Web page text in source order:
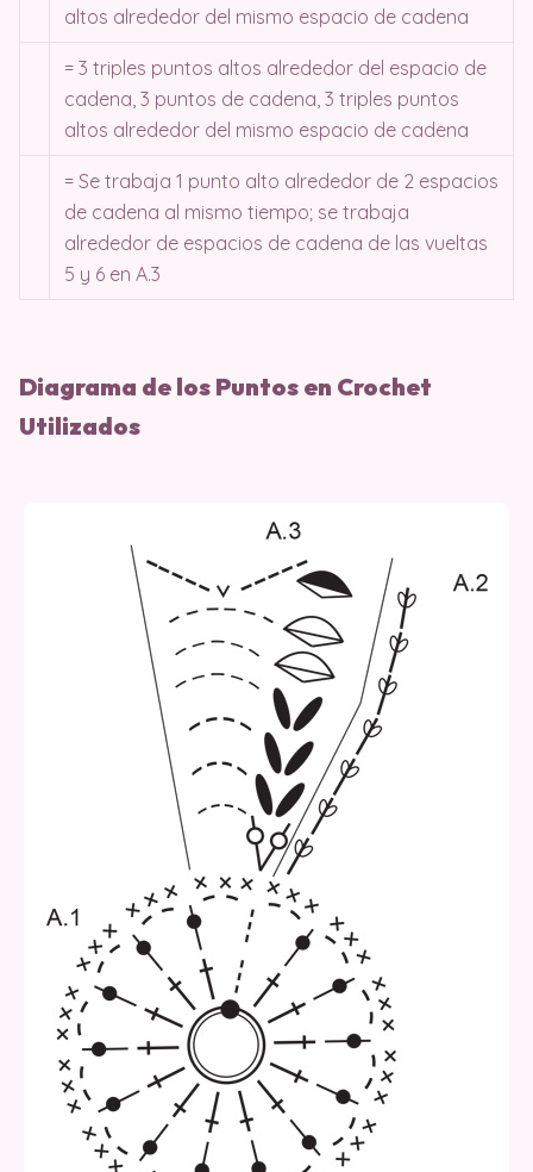
altos alrededor del mismo espacio de cadena
= 3 triples puntos altos alrededor del espacio de
cadena, 3 puntos de cadena, 3 triples puntos
altos alrededor del mismo espacio de cadena
= Se trabaja 1 punto alto alrededor de 2 espacios
de cadena al mismo tiempo; se trabaja
alrededor de espacios de cadena de las vueltas
5 y 6 en A.3
Diagrama de los Puntos en Crochet
Utilizados